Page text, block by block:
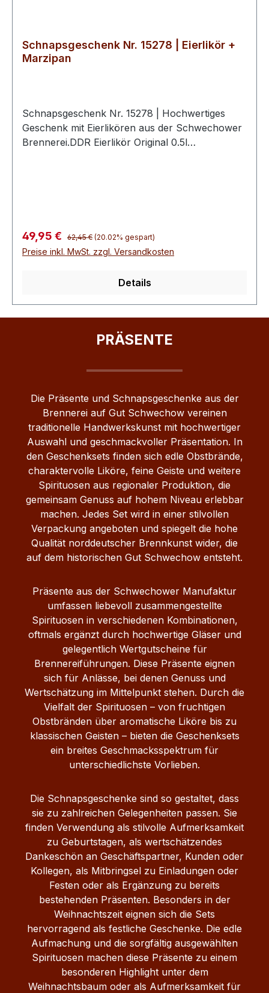
Schnapsgeschenk Nr. 15278 | Eierlikör +
Marzipan
Schnapsgeschenk Nr. 15278 | Hochwertiges
Geschenk mit Eierlikören aus der Schwechower
Brennerei.DDR Eierlikör Original 0.5l
sind eine geschmackvolle Aufmerksamkeit für
viele Gelegenheiten. Sie eignen sich ideal als
wertschätzendes Dankeschön, kleines Präsent
Einladungen oder Ergänzung zu einem
Geschenkset. Durch ihre hochwertige
Aufmachung und die feinen Spirituosen sind sie
ein passendes Geschenk für alle, die Qualität und
Genuss schätzen.
Verkaufspreis:
49,95 € Regulärer Preis:
62,45 € (20.02% gespart)
Preise inkl. MwSt. zzgl. Versandkosten
Details
PRÄSENTE
Die Präsente und Schnapsgeschenke aus der
Brennerei auf Gut Schwechow vereinen
traditionelle Handwerkskunst mit hochwertiger
Auswahl und geschmackvoller Präsentation. In
den Geschenksets finden sich edle Obstbrände,
charaktervolle Liköre, feine Geiste und weitere
Spirituosen aus regionaler Produktion, die
gemeinsam Genuss auf hohem Niveau erlebbar
machen. Jedes Set wird in einer stilvollen
Verpackung angeboten und spiegelt die hohe
Qualität norddeutscher Brennkunst wider, die
auf dem historischen Gut Schwechow entsteht.
Präsente aus der Schwechower Manufaktur
umfassen liebevoll zusammengestellte
Spirituosen in verschiedenen Kombinationen,
oftmals ergänzt durch hochwertige Gläser und
gelegentlich Wertgutscheine für
Brennereiführungen. Diese Präsente eignen
sich für Anlässe, bei denen Genuss und
Wertschätzung im Mittelpunkt stehen. Durch die
Vielfalt der Spirituosen – von fruchtigen
Obstbränden über aromatische Liköre bis zu
klassischen Geisten – bieten die Geschenksets
ein breites Geschmacksspektrum für
unterschiedlichste Vorlieben.
Die Schnapsgeschenke sind so gestaltet, dass
sie zu zahlreichen Gelegenheiten passen. Sie
finden Verwendung als stilvolle Aufmerksamkeit
zu Geburtstagen, als wertschätzendes
Dankeschön an Geschäftspartner, Kunden oder
Kollegen, als Mitbringsel zu Einladungen oder
Festen oder als Ergänzung zu bereits
bestehenden Präsenten. Besonders in der
Weihnachtszeit eignen sich die Sets
hervorragend als festliche Geschenke. Die edle
Aufmachung und die sorgfältig ausgewählten
Spirituosen machen diese Präsente zu einem
besonderen Highlight unter dem
Weihnachtsbaum oder als Aufmerksamkeit für